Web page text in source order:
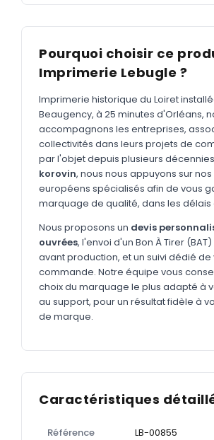
Polos Nouveau
Sweatshirts Nouveau
GOODIES
Catalogue complet Nouveau
Bureau & écriture
Sacs & voyages
Verres & déjeuner
Technologie
Vêtements
Outils & porte-clés
Cuisine
Pourquoi choisir ce
Imprimerie Lebugle ?
Imprimerie historique du Loiret
Beaugency, à 25 minutes d'Orléans,
accompagnons les entreprises,
collectivités dans leurs projets de
par l'objet depuis plusieurs
korovin, nous nous appuyons sur
européens spécialisés afin de vous
marquage de qualité, dans les délais
Nous proposons un devis
ouvrées, l'envoi d'un Bon À Tirer
avant production, et un suivi dédié de
commande. Notre équipe vous
choix du marquage le plus adapté à
au support, pour un résultat fidèle à
de marque.
Caractéristiques
Référence LB-00855